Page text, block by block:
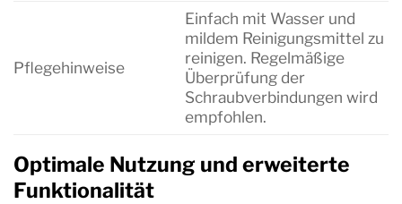
Pflegehinweise
Einfach mit Wasser und
mildem Reinigungsmittel zu
reinigen. Regelmäßige
Überprüfung der
Schraubverbindungen wird
empfohlen.
Optimale Nutzung und erweiterte
Funktionalität